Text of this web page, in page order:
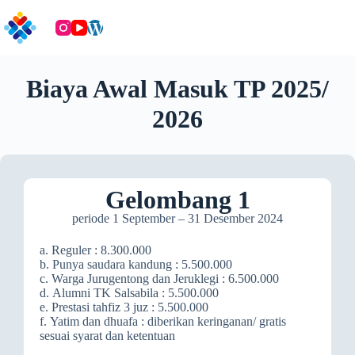
to
content
Biaya Awal Masuk TP 2025/
2026
Gelombang 1
periode 1 September – 31 Desember 2024
a. Reguler : 8.300.000
b. Punya saudara kandung : 5.500.000
c. Warga Jurugentong dan Jeruklegi : 6.500.000
d. Alumni TK Salsabila : 5.500.000
e. Prestasi tahfiz 3 juz : 5.500.000
f. Yatim dan dhuafa : diberikan keringanan/ gratis
sesuai syarat dan ketentuan